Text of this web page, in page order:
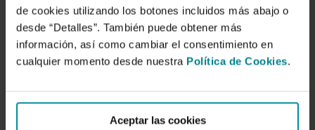
de cookies utilizando los botones incluidos más abajo o
desde “Detalles”. También puede obtener más
información, así como cambiar el consentimiento en
cualquier momento desde nuestra Política de Cookies.
Aceptar las cookies
Autor/es:
Ángel de la Fuente ,Julio López Laborda
Fecha de publicación: